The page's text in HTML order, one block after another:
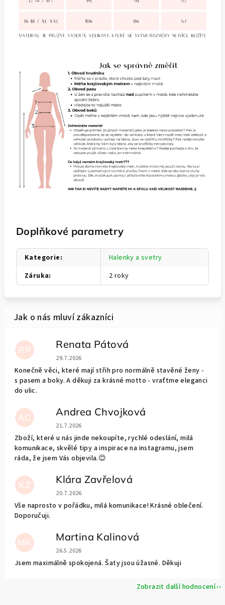
Doplňkové parametry
Kategorie:
Halenky a svetry
Záruka: 2 roky
RP Renata Pátová
Hodnocení obchodu je 5 z 5 hvězdiček.
29.7.2026
Konečně věci, které mají střih pro normálně stavěné ženy -
s pasem a boky. A děkuji za krásné motto - vraťtme eleganci
do ulic.
AC Andrea Chvojková
Hodnocení obchodu je 5 z 5 hvězdiček.
21.7.2026
Zboží, které u nás jinde nekoupíte, rychlé odeslání, milá
komunikace, skvělé tipy a inspirace na instagramu, jsem
ráda, že jsem Vás objevila.😊
KZ Klára Zavřelová
Hodnocení obchodu je 5 z 5 hvězdiček.
20.7.2026
Vše naprosto v pořádku, milá komunikace! Krásné oblečení.
Doporučuji.
MK Martina Kalinová
Hodnocení obchodu je 5 z 5 hvězdiček.
26.5.2026
Jsem maximálně spokojená. Šaty jsou úžasné. Děkuji
Zobrazit další hodnocení